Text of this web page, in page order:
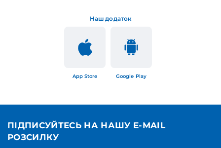
Наш додаток
App Store Google Play
ПІДПИСУЙТЕСЬ НА НАШУ E-MAIL
РОЗСИЛКУ